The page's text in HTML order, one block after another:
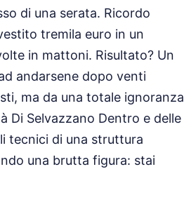
di una serata. Ricordo
tremila euro in un
in mattoni. Risultato? Un
andarsene dopo venti
ma da una totale ignoranza
Di Selvazzano Dentro e delle
tecnici di una struttura
una brutta figura: stai